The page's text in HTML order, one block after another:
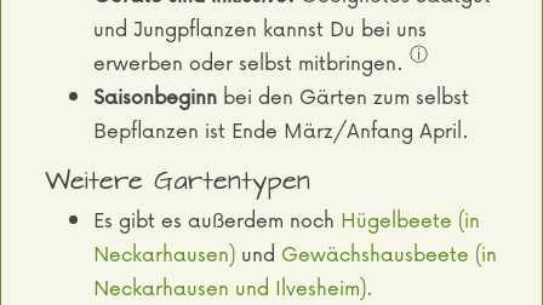
und Jungpflanzen kannst Du bei uns
erwerben oder selbst mitbringen. ⓘ
Saisonbeginnbei den Gärten zum selbst
Bepflanzen ist Ende März/Anfang April.
Weitere Gartentypen
Es gibt es außerdem noch Hügelbeete (in
Neckarhausen)und Gewächshausbeete (in
Neckarhausen und Ilvesheim).